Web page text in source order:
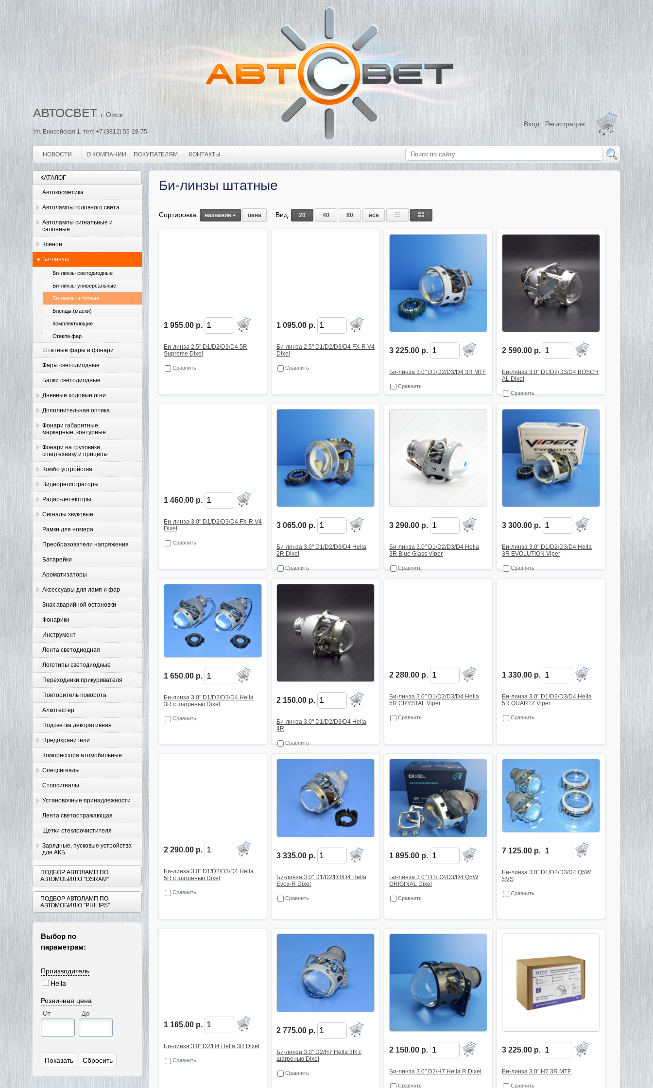
АВТОСВЕТ г. Омск
Ул. Енисейская 1, тел: +7 (3812) 59-28-75
Вход Регистрация
НОВОСТИ О КОМПАНИИ ПОКУПАТЕЛЯМ КОНТАКТЫ
КАТАЛОГ
Автокосметика
Автолампы головного света
Автолампы сигнальные и
салонные
Ксенон
Би-линзы
Би-линзы светодиодные
Би-линзы универсальные
Би-линзы штатные
Бленды (маски)
Комплектующие
Стекла фар
Штатные фары и фонари
Фары светодиодные
Балки светодиодные
Дневные ходовые огни
Дополнительная оптика
Фонари габаритные,
маркерные, контурные
Фонари на грузовики,
спецтехнику и прицепы
Комбо устройства
Видеорегистраторы
Радар-детекторы
Сигналы звуковые
Рамки для номера
Преобразователи напряжения
Батарейки
Ароматизаторы
Аксессуары для ламп и фар
Знак аварийной остановки
Фонарики
Инструмент
Лента светодиодная
Логотипы светодиодные
Переходники прикуривателя
Повторитель поворота
Алкотестер
Подсветка декоративная
Предохранители
Компрессора атомобильные
Спецсигналы
Стопсигналы
Установочные принадлежности
Лента светоотражающая
Щетки стеклоочистителя
Зарядные, пусковые устройства
для АКБ
ПОДБОР АВТОЛАМП ПО
АВТОМОБИЛЮ "OSRAM"
ПОДБОР АВТОЛАМП ПО
АВТОМОБИЛЮ "PHILIPS"
Выбор по
параметрам:
Производитель
Hella
Розничная цена
От До
Би-линзы штатные
Сортировка: название цена Вид: 20 40 80 все
1 955.00 р.
Би-линза 2.5" D1/D2/D3/D4 5R
Supreme Dixel
Сравнить
1 095.00 р.
Би-линза 2.5" D1/D2/D3/D4 FX-R V4
Dixel
Сравнить
3 225.00 р.
Би-линза 3.0" D1/D2/D3/D4 3R MTF
Сравнить
2 590.00 р.
Би-линза 3.0" D1/D2/D3/D4 BOSCH
AL Dixel
Сравнить
1 460.00 р.
Би-линза 3.0" D1/D2/D3/D4 FX-R V4
Dixel
Сравнить
3 065.00 р.
Би-линза 3.0" D1/D2/D3/D4 Hella
2R Dixel
Сравнить
3 290.00 р.
Би-линза 3.0" D1/D2/D3/D4 Hella
3R Blue Glass Viper
Сравнить
3 300.00 р.
Би-линза 3.0" D1/D2/D3/D4 Hella
3R EVOLUTION Viper
Сравнить
1 650.00 р.
Би-линза 3.0" D1/D2/D3/D4 Hella
3R с шагренью Dixel
Сравнить
2 150.00 р.
Би-линза 3.0" D1/D2/D3/D4 Hella
4R
Сравнить
2 280.00 р.
Би-линза 3.0" D1/D2/D3/D4 Hella
5R CRYSTAL Viper
Сравнить
1 330.00 р.
Би-линза 3.0" D1/D2/D3/D4 Hella
5R QUARTZ Viper
Сравнить
2 290.00 р.
Би-линза 3.0" D1/D2/D3/D4 Hella
5R с шагренью Dixel
Сравнить
3 335.00 р.
Би-линза 3.0" D1/D2/D3/D4 Hella
Evox-R Dixel
Сравнить
1 895.00 р.
Би-линза 3.0" D1/D2/D3/D4 Q5W
ORIGINAL Dixel
Сравнить
7 125.00 р.
Би-линза 3.0" D1/D2/D3/D4 Q5W
SVS
Сравнить
1 165.00 р.
Би-линза 3.0" D2/H4 Hella 3R Dixel
Сравнить
2 775.00 р.
Би-линза 3.0" D2/H7 Hella 3R с
шагренью Dixel
Сравнить
2 150.00 р.
Би-линза 3.0" D2/H7 Hella R Dixel
Сравнить
3 225.00 р.
Би-линза 3.0" H7 3R MTF
Сравнить